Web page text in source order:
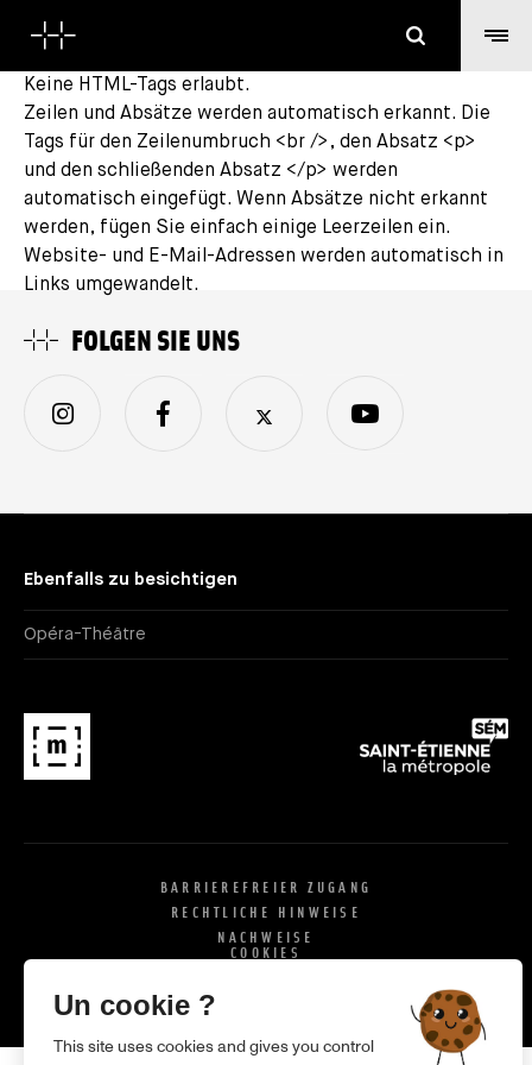
Keine HTML-Tags erlaubt.
Zeilen und Absätze werden automatisch erkannt. Die
Tags für den Zeilenumbruch <br />, den Absatz <p>
und den schließenden Absatz </p> werden
automatisch eingefügt. Wenn Absätze nicht erkannt
werden, fügen Sie einfach einige Leerzeilen ein.
Website- und E-Mail-Adressen werden automatisch in
Links umgewandelt.
Ebenfalls zu besichtigen
Opéra-Théâtre
FOLGEN SIE UNS
BARRIEREFREIER ZUGANG
RECHTLICHE HINWEISE
NACHWEISE
COOKIES
Un cookie ?
This site uses cookies and gives you control